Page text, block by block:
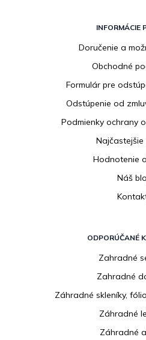
INFORMÁCIE
Doručenie a
Obchodné
Formulár pre
Odstúpenie od
Podmienky ochrany
Hodnotenie
Náš
ODPORÚČANÉ
Zahradné
Zahradné
Záhradné skleníky,
Záhradné
Záhradné